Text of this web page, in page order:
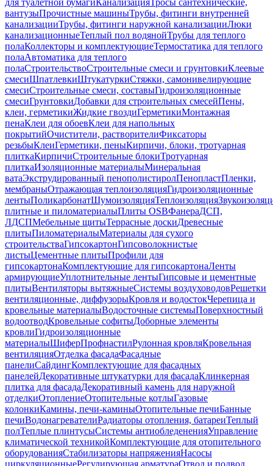
для туалетной бумагиКанализацияТросы сантехнические,
вантузыПрочистные машиныТрубы, фитинги внутренней
канализацииТрубы, фитинги наружной канализацииЛюки
канализационныеТеплый пол водянойТрубы для теплого
полаКоллекторы и комплектующиеТермостатика для теплого
полаАвтоматика для теплого
полаСтроительствоСтроительные смеси и грунтовкиКлеевые
смесиШпатлевкиШтукатуркиСтяжки, самонивелирующие
смесиСтроительные смеси, составыГидроизоляционные
смесиГрунтовкиДобавки для строительных смесейПены,
клеи, герметикиЖидкие гвоздиГерметикиМонтажная
пенаКлеи для обоевКлеи для напольных
покрытийОчистители, растворителиФиксаторы
резьбыКлеиГерметики, пеныКирпичи, блоки, тротуарная
плиткаКирпичиСтроительные блокиТротуарная
плиткаИзоляционные материалыМинеральная
ватаЭкструдированный пенополистиролПенопластПленки,
мембраныОтражающая теплоизоляцияГидроизоляционные
лентыПоликарбонатШумоизоляцияТеплоизоляция
плитные и пиломатериалыПлиты OSBФанераДСП,
ЛДСПМебельные щитыТеррасные доскиДревесные
плитыПиломатериалыМатериалы для сухого
строительстваГипсокартонГипсоволокнистые
листыЦементные плитыПрофили для
гипсокартонаКомплектующие для гипсокартонаЛенты
армирующиеУплотнительные лентыГипсовые и цементные
плитыВентиляторы вытяжныеСистемы воздуховодовРешетки
вентиляционные, диффузорыКровля и водостокЧерепица и
кровельные материалыВодосточные системыПоверхностный
водоотводКровельные софитыДоборные элементы
кровлиГидроизоляционные
материалыШиферПрофнастилРулонная кровляКровельная
вентиляцияОтделка фасадаФасадные
панелиСайдингКомплектующие для фасадных
панелейДекоративные штукатурки для фасадаКлинкерная
плитка для фасадаДекоративный камень для наружной
отделкиОтоплениеОтопительные котлыГазовые
колонкиКамины, печи-каминыОтопительные печиБанные
печиВодонагревателиРадиаторы отопления, батареиТеплый
полТеплые плинтусыСистемы антиобледененияУправление
климатической техникойКомплектующие для отопительного
оборудованияСтабилизаторы напряженияНасосы
циркуляционныеРегулирующая арматураОтвод и подвод